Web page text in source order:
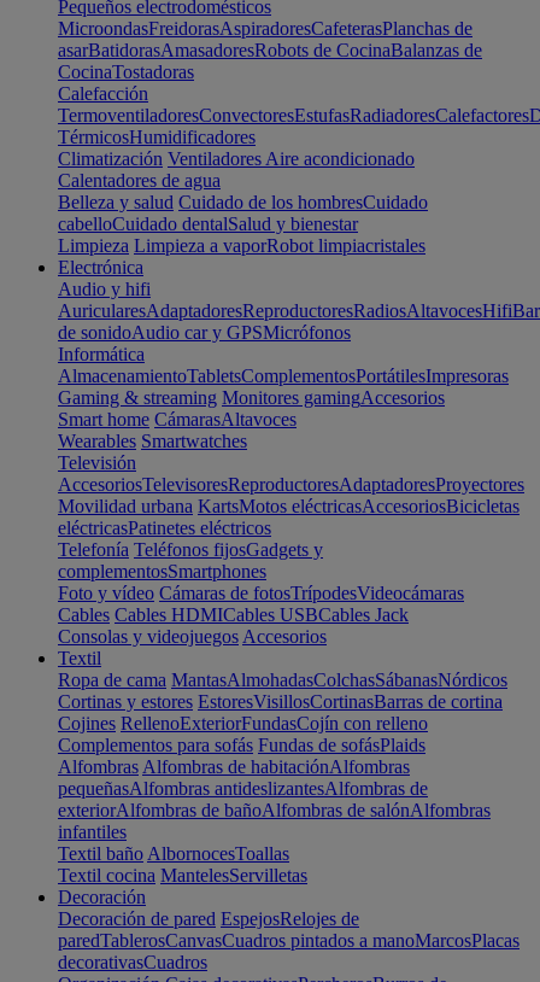
Pequeños electrodomésticos
MicroondasFreidorasAspiradoresCafeterasPlanchas de
asarBatidorasAmasadoresRobots de CocinaBalanzas de
CocinaTostadoras
Calefacción
TermoventiladoresConvectoresEstufasRadiadoresCalefactores
TérmicosHumidificadores
Climatización Ventiladores Aire acondicionado
Calentadores de agua
Belleza y salud Cuidado de los hombresCuidado
cabelloCuidado dentalSalud y bienestar
Limpieza Limpieza a vaporRobot limpiacristales
Electrónica
Audio y hifi
AuricularesAdaptadoresReproductoresRadiosAltavocesHifi
de sonidoAudio car y GPSMicrófonos
Informática
AlmacenamientoTabletsComplementosPortátilesImpresoras
Gaming & streaming Monitores gamingAccesorios
Smart home CámarasAltavoces
Wearables Smartwatches
Televisión
AccesoriosTelevisoresReproductoresAdaptadoresProyectores
Movilidad urbana KartsMotos eléctricasAccesoriosBicicletas
eléctricasPatinetes eléctricos
Telefonía Teléfonos fijosGadgets y
complementosSmartphones
Foto y vídeo Cámaras de fotosTrípodesVideocámaras
Cables Cables HDMICables USBCables Jack
Consolas y videojuegos Accesorios
Textil
Ropa de cama MantasAlmohadasColchasSábanasNórdicos
Cortinas y estores EstoresVisillosCortinasBarras de cortina
Cojines RellenoExteriorFundasCojín con relleno
Complementos para sofás Fundas de sofásPlaids
Alfombras Alfombras de habitaciónAlfombras
pequeñasAlfombras antideslizantesAlfombras de
exteriorAlfombras de bañoAlfombras de salónAlfombras
infantiles
Textil baño AlbornocesToallas
Textil cocina MantelesServilletas
Decoración
Decoración de pared EspejosRelojes de
paredTablerosCanvasCuadros pintados a manoMarcosPlacas
decorativasCuadros